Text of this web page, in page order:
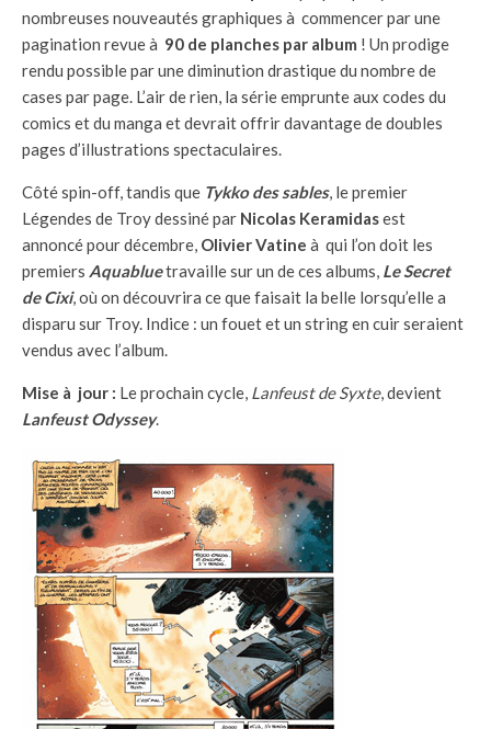
nombreuses nouveautés graphiques à commencer par une
pagination revue à 90 de planches par album ! Un prodige
rendu possible par une diminution drastique du nombre de
cases par page. L’air de rien, la série emprunte aux codes du
comics et du manga et devrait offrir davantage de doubles
pages d’illustrations spectaculaires.
Côté spin-off, tandis que Tykko des sables, le premier
Légendes de Troy dessiné par Nicolas Keramidasest
annoncé pour décembre, Olivier Vatine à qui l’on doit les
premiers Aquabluetravaille sur un de ces albums, Le Secret
de Cixi, où on découvrira ce que faisait la belle lorsqu’elle a
disparu sur Troy. Indice : un fouet et un string en cuir seraient
vendus avec l’album.
Mise à jour : Le prochain cycle, Lanfeust de Syxte, devient
LanfeustOdyssey.